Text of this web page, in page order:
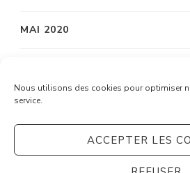
Nous utilisons des cookies pour optimiser
service.
ACCEPTER LES
MAI 2020
MARS 2020